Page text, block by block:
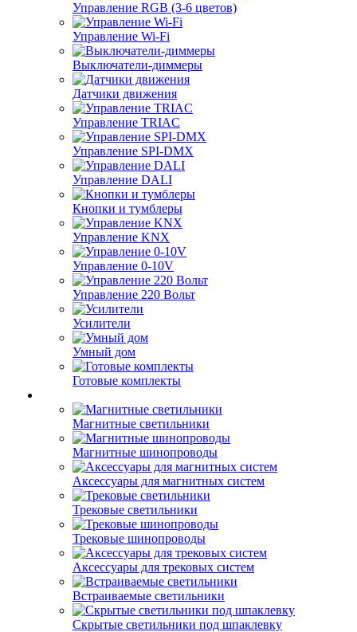
Управление RGB (3-6 цветов)
Управление Wi-Fi
Выключатели-диммеры
Датчики движения
Управление TRIAC
Управление SPI-DMX
Управление DALI
Кнопки и тумблеры
Управление KNX
Управление 0-10V
Управление 220 Вольт
Усилители
Умный дом
Готовые комплекты
Магнитные светильники
Магнитные шинопроводы
Аксессуары для магнитных систем
Трековые светильники
Трековые шинопроводы
Аксессуары для трековых систем
Встраиваемые светильники
Скрытые светильники под шпаклевку